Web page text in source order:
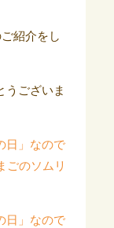
紹介をし
うございま
日」なので
ごのソムリ
日」なので